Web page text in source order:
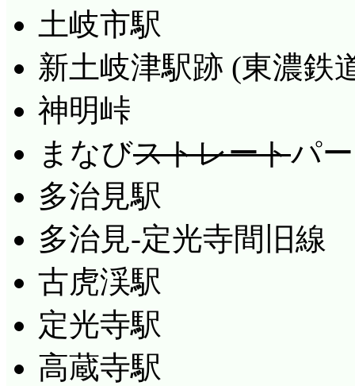
土岐市駅
新土岐津駅跡 (東濃鉄
神明峠
まなびストレートパ
多治見駅
多治見-定光寺間旧線
古虎渓駅
定光寺駅
高蔵寺駅